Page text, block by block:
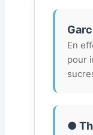
En
pour
●